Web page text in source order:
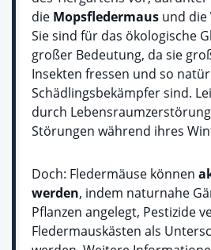
die Mopsfledermaus und die
Sie sind für das ökologische
großer Bedeutung, da sie
Insekten fressen und so
Schädlingsbekämpfer sind.
durch
Störungen während ihres
Doch: Fledermäuse können
werden, indem naturnahe
Pflanzen angelegt, Pestizide
Fledermauskästen als